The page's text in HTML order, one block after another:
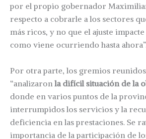
por el propio gobernador
respecto a cobrarle a los sectores
más ricos, y no que el ajuste
como viene ocurriendo hasta
Por otra parte, los gremios
“analizaron la difícil situación de la
donde en varios puntos de la
interrumpidos los servicios y la
deficiencia en las prestaciones. Se
importancia de la participación de